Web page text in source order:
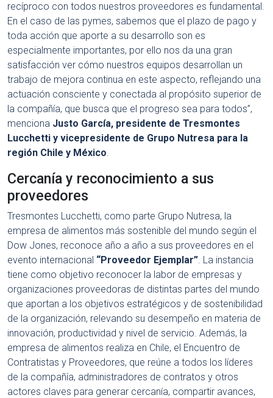
recíproco con todos nuestros proveedores es fundamental.
En el caso de las pymes, sabemos que el plazo de pago y
toda acción que aporte a su desarrollo son es
especialmente importantes, por ello nos da una gran
satisfacción ver cómo nuestros equipos desarrollan un
trabajo de mejora continua en este aspecto, reflejando una
actuación consciente y conectada al propósito superior de
la compañía, que busca que el progreso sea para todos”,
menciona Justo García, presidente de Tresmontes
Lucchetti y vicepresidente de Grupo Nutresa para la
región Chile y México.
Cercanía y reconocimiento a sus
proveedores
Tresmontes Lucchetti, como parte Grupo Nutresa, la
empresa de alimentos más sostenible del mundo según el
Dow Jones, reconoce año a año a sus proveedores en el
evento internacional “Proveedor Ejemplar”. La instancia
tiene como objetivo reconocer la labor de empresas y
organizaciones proveedoras de distintas partes del mundo
que aportan a los objetivos estratégicos y de sostenibilidad
de la organización, relevando su desempeño en materia de
innovación, productividad y nivel de servicio. Además, la
empresa de alimentos realiza en Chile, el Encuentro de
Contratistas y Proveedores, que reúne a todos los líderes
de la compañía, administradores de contratos y otros
actores claves para generar cercanía, compartir avances,